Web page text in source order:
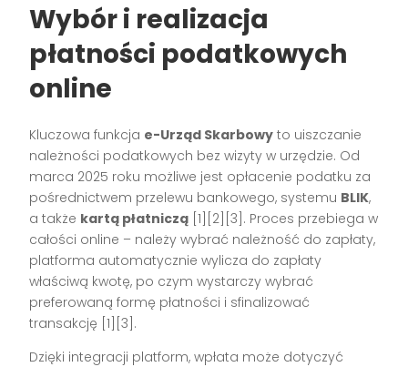
Wybór i realizacja
płatności podatkowych
online
Kluczowa funkcja e-Urząd Skarbowy to uiszczanie
należności podatkowych bez wizyty w urzędzie. Od
marca 2025 roku możliwe jest opłacenie podatku za
pośrednictwem przelewu bankowego, systemu BLIK,
a także kartą płatniczą [1][2][3] . Proces przebiega w
całości online – należy wybrać należność do zapłaty,
platforma automatycznie wylicza do zapłaty
właściwą kwotę, po czym wystarczy wybrać
preferowaną formę płatności i sfinalizować
transakcję [1][3] .
Dzięki integracji platform, wpłata może dotyczyć